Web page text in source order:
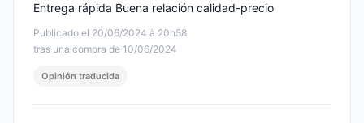
Publicado el 20/06/2024 à 20h58
tras una compra de 10/06/2024
Entrega rápida Buena relación calidad-precio
Opinión traducida